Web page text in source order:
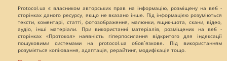
Protocol.ua є власником авторських прав на інформацію, розміщену на веб -
сторінках даного ресурсу, якщо не вказано інше. Під інформацією розуміються
тексти, коментарі, статті, фотозображення, малюнки, ящик-шота, скани, відео,
аудіо, інші матеріали. При використанні матеріалів, розміщених на веб -
сторінках «Протокол» наявність гіперпосилання відкритого для індексації
пошуковими системами на protocol.ua обов`язкове. Під використанням
розуміється копіювання, адаптація, рерайтинг, модифікація тощо.